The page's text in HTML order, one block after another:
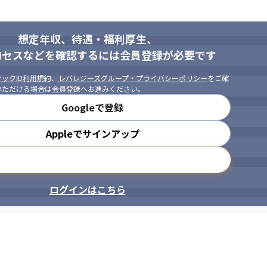
トを前提に「良い人であれ」を体現しつつも、事業を前に進めるた
ップ」を持つ方
まで一切妥協せず、プロフェッショナルとしてのアウトプットを追
想定年収、待遇・福利厚生、
スなどを確認するには会員登録が必要です
クID利用規約、 レバレジーズグループ・プライバシーポリシーをご確
だける場合は会員登録へお進みください。
Googleで登録
Appleでサインアップ
ログインはこちら